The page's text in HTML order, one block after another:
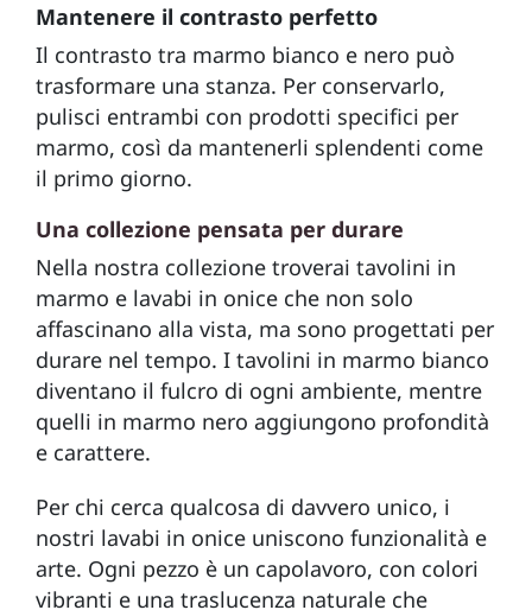
Mantenere il contrasto perfetto
Il contrasto tra marmo bianco e nero può
trasformare una stanza. Per conservarlo,
pulisci entrambi con prodotti specifici per
marmo, così da mantenerli splendenti come
il primo giorno.
Una collezione pensata per durare
Nella nostra collezione troverai tavolini in
marmo e lavabi in onice che non solo
affascinano alla vista, ma sono progettati per
durare nel tempo. I tavolini in marmo bianco
diventano il fulcro di ogni ambiente, mentre
quelli in marmo nero aggiungono profondità
e carattere.
Per chi cerca qualcosa di davvero unico, i
nostri lavabi in onice uniscono funzionalità e
arte. Ogni pezzo è un capolavoro, con colori
vibranti e una traslucenza naturale che